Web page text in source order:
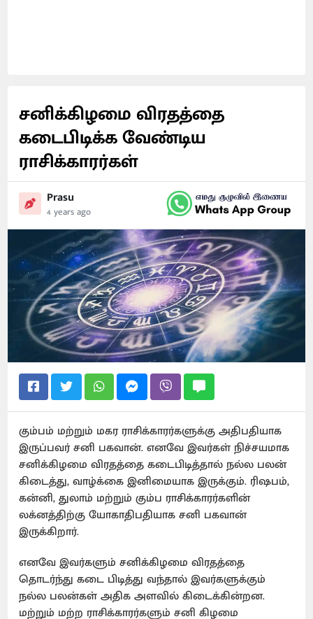
சனிக்கிழமை விரதத்தை
கடைபிடிக்க வேண்டிய
ராசிக்காரர்கள்
Prasu
4 years ago
கும்பம் மற்றும் மகர ராசிக்காரர்களுக்கு அதிபதியாக
இருப்பவர் சனி பகவான். எனவே இவர்கள் நிச்சயமாக
சனிக்கிழமை விரதத்தை கடைபிடித்தால் நல்ல பலன்
கிடைத்து, வாழ்க்கை இனிமையாக இருக்கும். ரிஷபம்,
கன்னி, துலாம் மற்றும் கும்ப ராசிக்காரர்களின்
லக்னத்திற்கு யோகாதிபதியாக சனி பகவான்
இருக்கிறார்.
எனவே இவர்களும் சனிக்கிழமை விரதத்தை
தொடர்ந்து கடை பிடித்து வந்தால் இவர்களுக்கும்
நல்ல பலன்கள் அதிக அளவில் கிடைக்கின்றன.
மற்றும் மற்ற ராசிக்காரர்களும் சனி கிழமை